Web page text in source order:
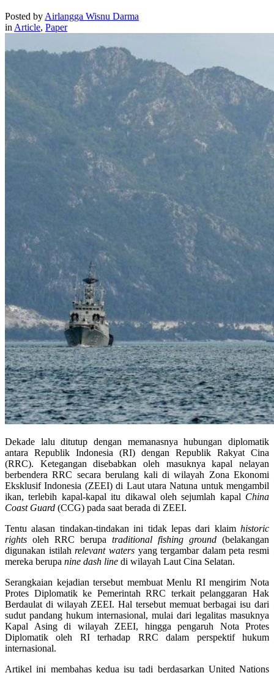
Posted by Airlangga Wisnu Darma
in Article, Paper
Dekade lalu ditutup dengan memanasnya hubungan diplomatik
antara Republik Indonesia (RI) dengan Republik Rakyat Cina
(RRC). Ketegangan disebabkan oleh masuknya kapal nelayan
berbendera RRC secara berulang kali di wilayah Zona Ekonomi
Eksklusif Indonesia (ZEEI) di Laut utara Natuna untuk mengambil
ikan, terlebih kapal-kapal itu dikawal oleh sejumlah kapal China
Coast Guard (CCG) pada saat berada di ZEEI.
Tentu alasan tindakan-tindakan ini tidak lepas dari klaim historic
rights oleh RRC berupa traditional fishing ground (belakangan
digunakan istilahrelevant watersyang tergambar dalam peta resmi
mereka berupa nine dash line di wilayah Laut Cina Selatan.
Serangkaian kejadian tersebut membuat Menlu RI mengirim Nota
Protes Diplomatik ke Pemerintah RRC terkait pelanggaran Hak
Berdaulat di wilayah ZEEI. Hal tersebut memuat berbagai isu dari
sudut pandang hukum internasional, mulai dari legalitas masuknya
Kapal Asing di wilayah ZEEI, hingga pengaruh Nota Protes
Diplomatik oleh RI terhadap RRC dalam perspektif hukum
internasional.
Artikel ini membahas kedua isu tadi berdasarkan United Nations